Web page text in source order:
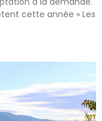
cette année « Les